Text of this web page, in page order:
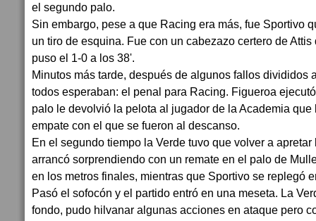
el segundo palo.
Sin embargo, pese a que Racing era más, fue Sportivo
un tiro de esquina. Fue con un cabezazo certero de
puso el 1-0 a los 38'.
Minutos más tarde, después de algunos fallos divididos
todos esperaban: el penal para Racing. Figueroa
palo le devolvió la pelota al jugador de la Academia
empate con el que se fueron al descanso.
En el segundo tiempo la Verde tuvo que volver a
arrancó sorprendiendo con un remate en el palo de
en los metros finales, mientras que Sportivo se replegó
Pasó el sofocón y el partido entró en una meseta. La
fondo, pudo hilvanar algunas acciones en ataque pero